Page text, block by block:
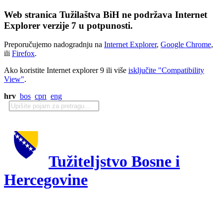
Web stranica Tužilaštva BiH ne podržava Internet
Explorer verzije 7 u potpunosti.
Preporučujemo nadogradnju na Internet Explorer, Google Chrome,
ili Firefox.
Ako koristite Internet explorer 9 ili više isključite "Compatibility
View".
hrv bos срп eng
Tužiteljstvo Bosne i
Hercegovine